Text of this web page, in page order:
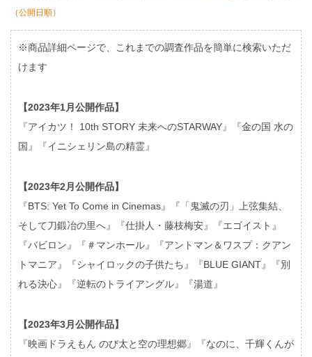
（公開日順）
※商品詳細ページで、これまでの調査作品を簡単に検索いただ
けます
【2023年1月公開作品】
『アイカツ！ 10th STORY 未来へのSTARWAY』『金の国 水の
国』『イニシェリン島の精霊』
【2023年2月公開作品】
『BTS: Yet To Come in Cinemas』『「鬼滅の刃」上弦集結、
そして刀鍛冶の里へ』『仕掛人・藤枝梅安』『エゴイスト』
『バビロン』『＃マンホール』『アントマン＆ワスプ：クアン
トマニア』『シャイロックの子供たち』『BLUE GIANT』『別
れる決心』『逆転のトライアングル』『湯道』
【2023年3月公開作品】
『映画ドラえもん のび太と空の理想郷』『なのに、千輝くんが